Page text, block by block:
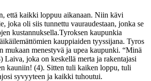
että kaikki loppuu aikanaan. Niin kävi
joka oli siis tunnettu vauraudestaan, jonka se
kustannuksella.Tyroksen kaupunkia
kauppiaiden tyyssijana. Tyros
mukaan menestyvä ja upea kaupunki. “Minä
Laiva, joka on keskellä merta ja rakentajasi
kauniin! (4). Sitten tuli kaiken loppu, tuli
syvyyteen ja kaikki tuhoutui.